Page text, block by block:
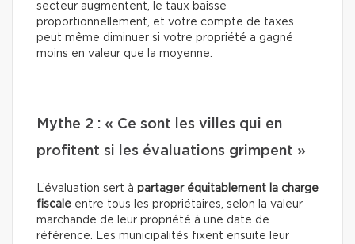
secteur augmentent, le taux baisse
proportionnellement, et votre compte de taxes
peut même diminuer si votre propriété a gagné
moins en valeur que la moyenne.
Mythe 2 : « Ce sont les villes qui en
profitent si les évaluations grimpent »
L’évaluation sert à partager équitablement la charge
fiscale entre tous les propriétaires, selon la valeur
marchande de leur propriété à une date de
référence. Les municipalités fixent ensuite leur